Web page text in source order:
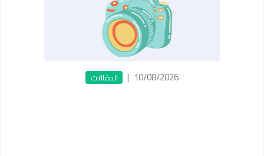
10/08/2026
| المقالات